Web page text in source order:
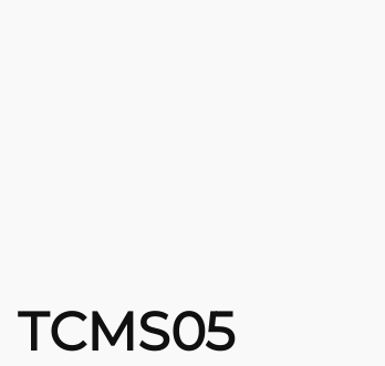
TCMS05